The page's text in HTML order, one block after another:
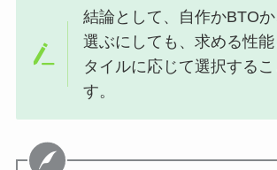
結論として、自作かBTO
選ぶにしても、求める性
タイルに応じて選択する
す。